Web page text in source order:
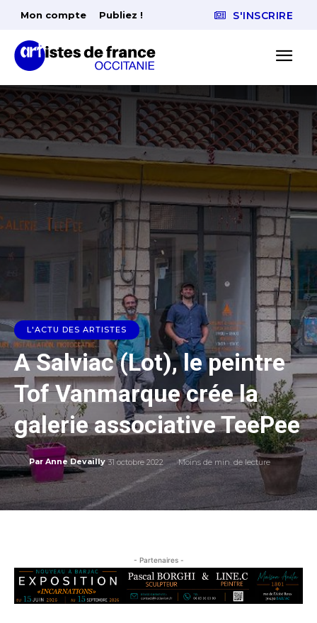
Mon compte Publiez ! S'INSCRIRE
L'ACTU DES ARTISTES
A Salviac (Lot), le peintre
Tof Vanmarque crée la
galerie associative TeePee
Par Anne Devailly 31 octobre 2022 Moins de min. de lecture
- Partenaires -